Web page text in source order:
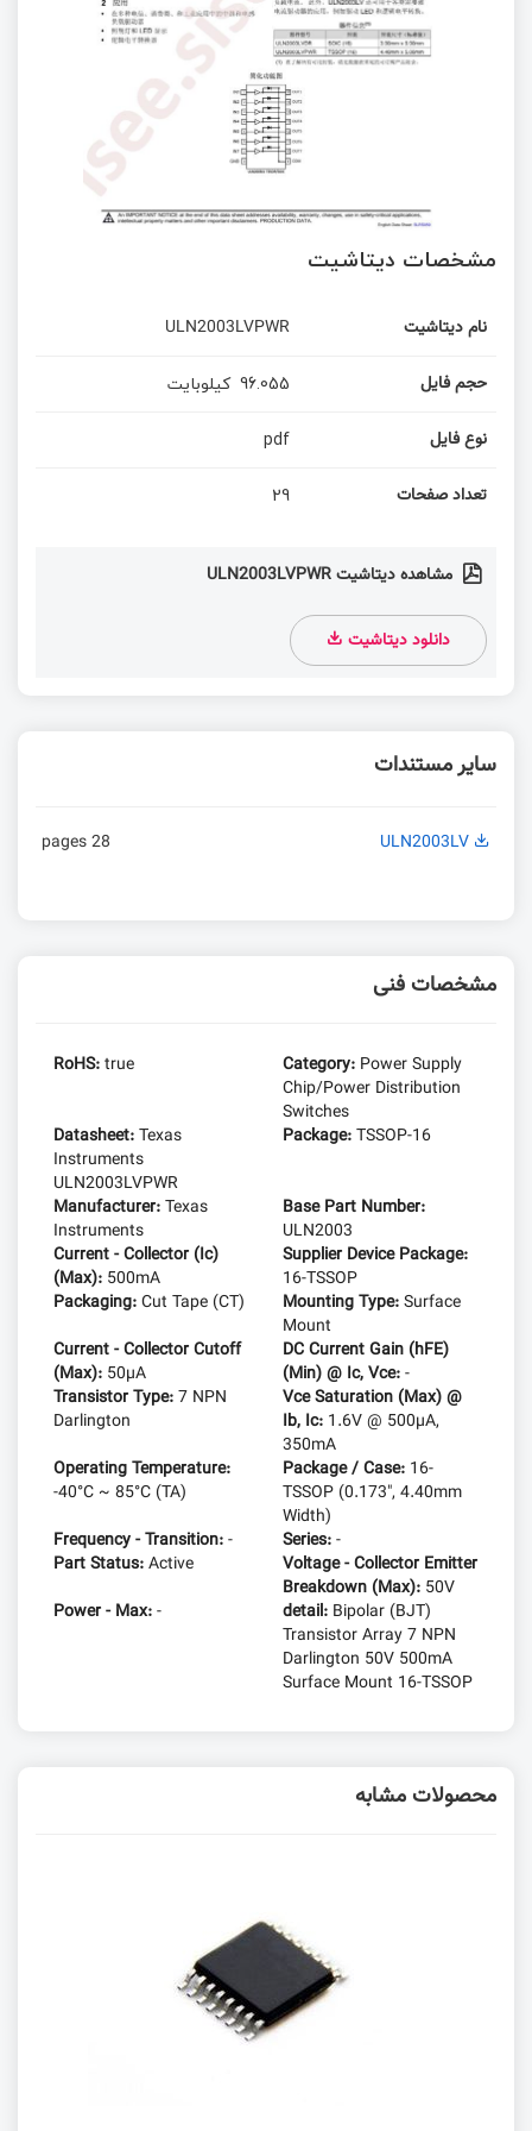
مشخصات دیتاشیت
نام دیتاشیت ULN2003LVPWR
حجم فایل 96.055 کیلوبایت
نوع فایل pdf
تعداد صفحات 29
مشاهده دیتاشیت ULN2003LVPWR
دانلود دیتاشیت
سایر مستندات
ULN2003LV
28 pages
مشخصات فنی
RoHS:true Category: Power Supply
Chip/Power Distribution
Switches
Datasheet:Texas
Instruments
ULN2003LVPWR
Package:TSSOP-16
Manufacturer:Texas
Instruments
Base Part Number:
ULN2003
Current - Collector (Ic)
(Max): 500mA
Supplier Device Package:
16-TSSOP
Packaging:Cut Tape (CT) Mounting Type:Surface
Mount
Current - Collector Cutoff
(Max): 50µA
DC Current Gain (hFE)
(Min) @ Ic, Vce:-
Transistor Type:7 NPN
Darlington
Vce Saturation (Max) @
Ib, Ic: 1.6V @ 500µA,
350mA
Operating Temperature:
-40°C ~ 85°C (TA)
Package / Case: 16-
TSSOP (0.173", 4.40mm
Width)
Frequency - Transition:- Series:-
Part Status:Active
Voltage - Collector Emitter
Breakdown (Max): 50V
Power - Max:- detail: Bipolar (BJT)
Transistor Array 7 NPN
Darlington 50V 500mA
Surface Mount 16-TSSOP
محصولات مشابه